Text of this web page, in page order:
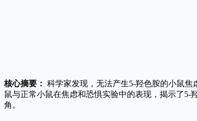
核心摘要： 科学家发现，无法产生5-羟色胺的小鼠
鼠与正常小鼠在焦虑和恐惧实验中的表现，揭示了
角。